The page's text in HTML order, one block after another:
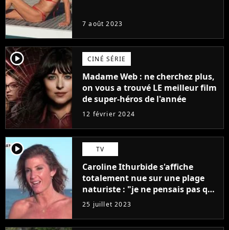
7 août 2023
player2 CINÉ SÉRIE
Madame Web : ne cherchez plus,
on vous a trouvé LE meilleur film
de super-héros de l'année
12 février 2024
player2 TV
Caroline Ithurbide s'affiche
totalement nue sur une plage
naturiste : "je ne pensais pas que
j'arriverais à le faire..."
25 juillet 2023